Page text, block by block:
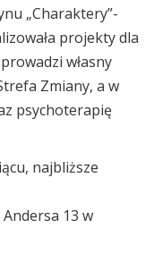
„Charaktery”-
projekty dla
własny
Zmiany, a w
psychoterapię
najbliższe
Andersa 13 w